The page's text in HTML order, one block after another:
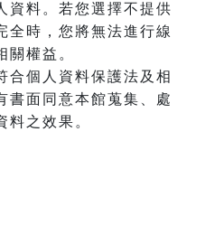
資料。若您選擇不提供
全時，您將無法進行線
關權益。
合個人資料保護法及相
書面同意本館蒐集、處
料之效果。